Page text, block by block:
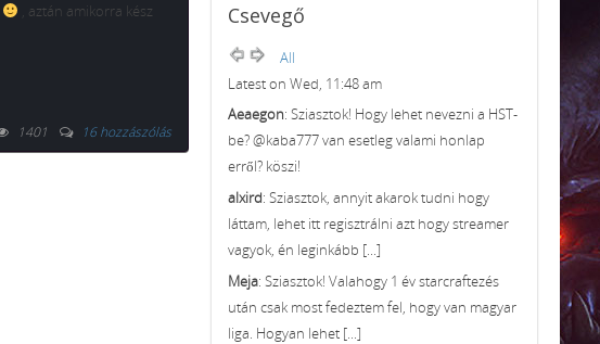
, aztán amikorra kész
1401 16 hozzászólás
Csevegő
All
Latest on Wed, 11:48 am
Aeaegon: Sziasztok! Hogy lehet nevezni a HST-
be? @kaba777 van esetleg valami honlap
erről? köszi!
alxird: Sziasztok, annyit akarok tudni hogy
láttam, lehet itt regisztrálni azt hogy streamer
vagyok, én leginkább [...]
Meja: Sziasztok! Valahogy 1 év starcraftezés
után csak most fedeztem fel, hogy van magyar
liga. Hogyan lehet [...]